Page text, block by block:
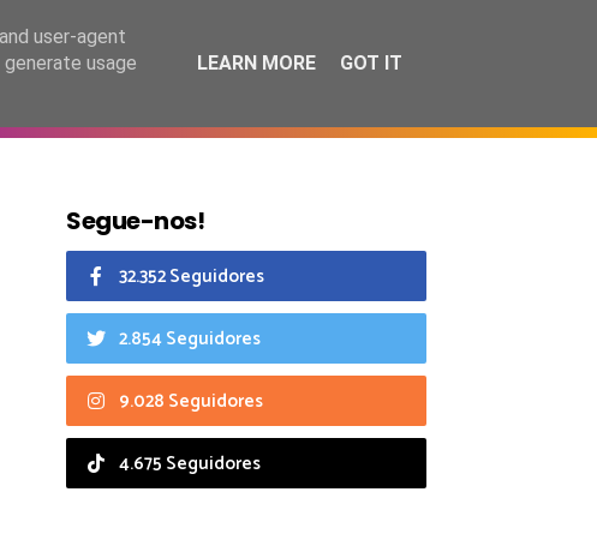
ESPECIAIS CALENDÁRIO
Segue-nos!
32.352 Seguidores
2.854 Seguidores
9.028 Seguidores
4.675 Seguidores
user-agent
usage
LEARN MORE GOT IT